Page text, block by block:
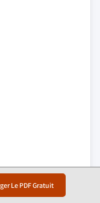
Le PDF Gratuit